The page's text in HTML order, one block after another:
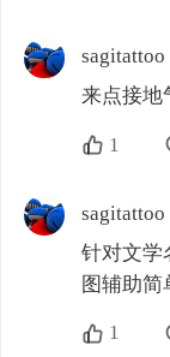
sagitattoo
来点接地
1
sagitattoo
针对文学
图辅助简
1